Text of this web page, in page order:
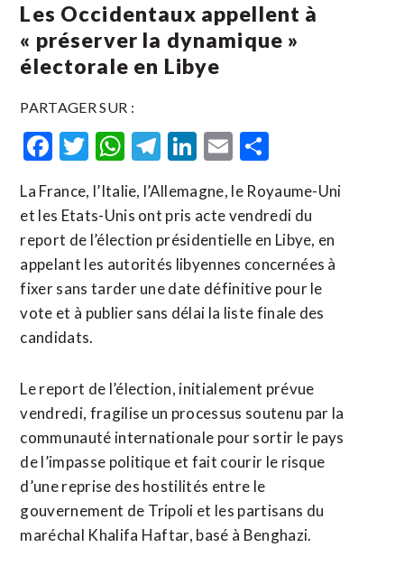
Les Occidentaux appellent à
« préserver la dynamique »
électorale en Libye
PARTAGER SUR :
Facebook
Twitter
WhatsApp
Telegram
LinkedIn
Email
La France, l’Italie, l’Allemagne, le Royaume-Uni
et les Etats-Unis ont pris acte vendredi du
report de l’élection présidentielle en Libye, en
appelant les autorités libyennes concernées à
fixer sans tarder une date définitive pour le
vote et à publier sans délai la liste finale des
candidats.
Le report de l’élection, initialement prévue
vendredi, fragilise un processus soutenu par la
communauté internationale pour sortir le pays
de l’impasse politique et fait courir le risque
d’une reprise des hostilités entre le
gouvernement de Tripoli et les partisans du
maréchal Khalifa Haftar, basé à Benghazi.